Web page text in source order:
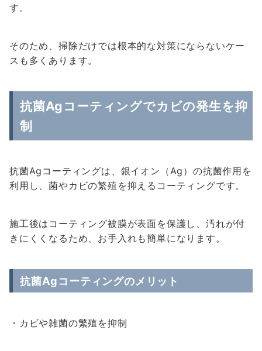
す。
そのため、掃除だけでは根本的な対策にならないケー
スも多くあります。
抗菌Agコーティングでカビの発生を抑
制
抗菌Agコーティングは、銀イオン（Ag）の抗菌作用を
利用し、菌やカビの繁殖を抑えるコーティングです。
施工後はコーティング被膜が表面を保護し、汚れが付
きにくくなるため、お手入れも簡単になります。
抗菌Agコーティングのメリット
・カビや雑菌の繁殖を抑制